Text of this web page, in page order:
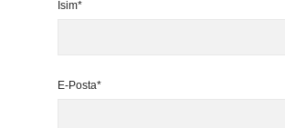
İsim*
E-Posta*